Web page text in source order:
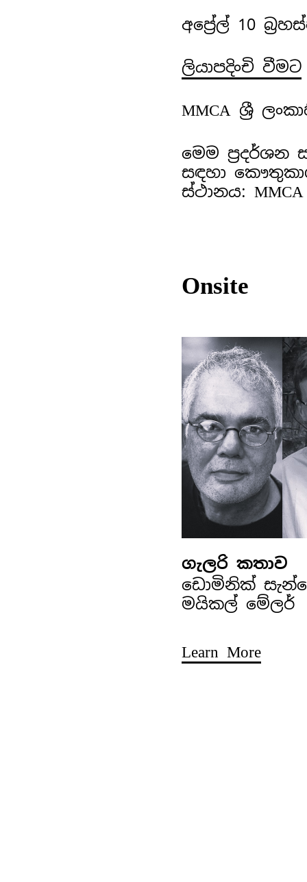
අප්‍රේල් 10
ලියාපදිංචි වීමට
MMCA ශ්‍රී
මෙම ප්‍රදර්ශන
සඳහා
ස්ථානය:
Onsite
ගැලරි කතාව
ඩොමිනික්
මයිකල් මේලර්
Learn More